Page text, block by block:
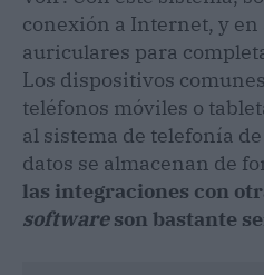
conexión a Internet, y en
auriculares para
Los dispositivos
teléfonos móviles o
al sistema de telefonía
datos se almacenan de
las integraciones con
softwareson bastante